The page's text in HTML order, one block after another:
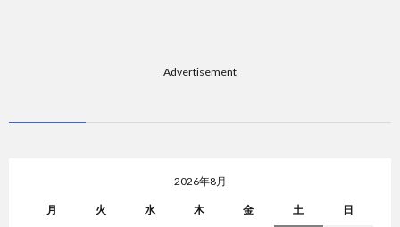
Advertisement
2026年8月
月 火 水 木 金 土 日